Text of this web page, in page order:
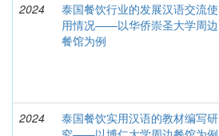
2024
泰国餐饮行业的发展汉语交流使
用情况——以华侨崇圣大学周边
餐馆为例
2024
泰国餐饮实用汉语的教材编写研